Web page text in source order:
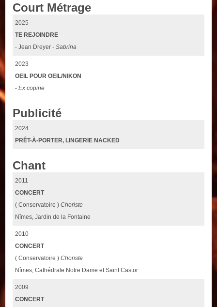
Court Métrage
2025
TE REJOINDRE
- Jean Dreyer -Sabrina
2023
OEIL POUR OEIL/NIKON
-Ex copine
Publicité
2024
PRÊT-À-PORTER, LINGERIE NACKED
Chant
2011
CONCERT
( Conservatoire )Choriste
Nîmes, Jardin de la Fontaine
2010
CONCERT
( Conservatoire )Choriste
Nîmes, Cathédrale Notre Dame et Saint Castor
2009
CONCERT